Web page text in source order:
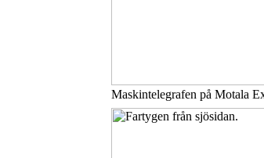
Maskintelegrafen på Motala